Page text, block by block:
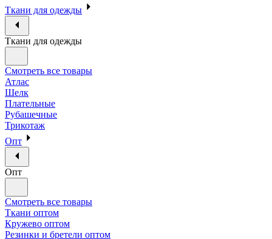
Ткани для одежды
Ткани для одежды
Смотреть все товары
Атлас
Шелк
Плательные
Рубашечные
Трикотаж
Опт
Опт
Смотреть все товары
Ткани оптом
Кружево оптом
Резинки и бретели оптом